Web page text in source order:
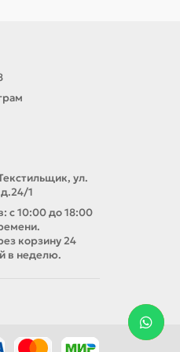
ул.
1
с 10:00 до 18:00
корзину 24
в неделю.